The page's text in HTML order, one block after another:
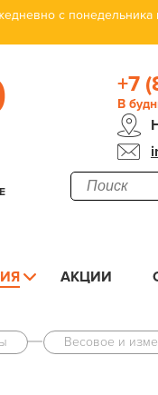
с понедельника
+7
В
АКЦИИ
Весовое и